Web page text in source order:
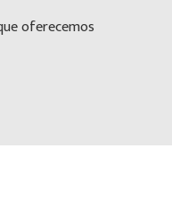
oferecemos